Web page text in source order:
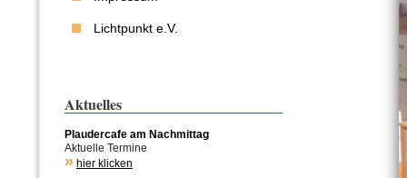
Lichtpunkt e.V.